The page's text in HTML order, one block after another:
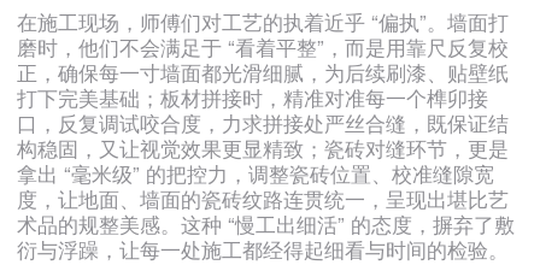
在施工现场，师傅们对工艺的执着近乎 “偏执”。墙面打
磨时，他们不会满足于 “看着平整”，而是用靠尺反复校
正，确保每一寸墙面都光滑细腻，为后续刷漆、贴壁纸
打下完美基础；板材拼接时，精准对准每一个榫卯接
口，反复调试咬合度，力求拼接处严丝合缝，既保证结
构稳固，又让视觉效果更显精致；瓷砖对缝环节，更是
拿出 “毫米级” 的把控力，调整瓷砖位置、校准缝隙宽
度，让地面、墙面的瓷砖纹路连贯统一，呈现出堪比艺
术品的规整美感。这种 “慢工出细活” 的态度，摒弃了敷
衍与浮躁，让每一处施工都经得起细看与时间的检验。